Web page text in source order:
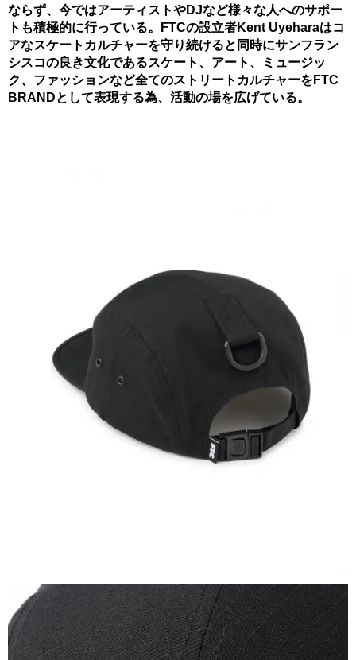
ならず、今ではアーティストやDJなど様々な人へのサポー
トも積極的に行っている。FTCの設立者Kent Uyeharaはコ
アなスケートカルチャーを守り続けると同時にサンフラン
シスコの良き文化であるスケート、アート、ミュージッ
ク、ファッションなど全てのストリートカルチャーをFTC
BRANDとして表現する為、活動の場を広げている。